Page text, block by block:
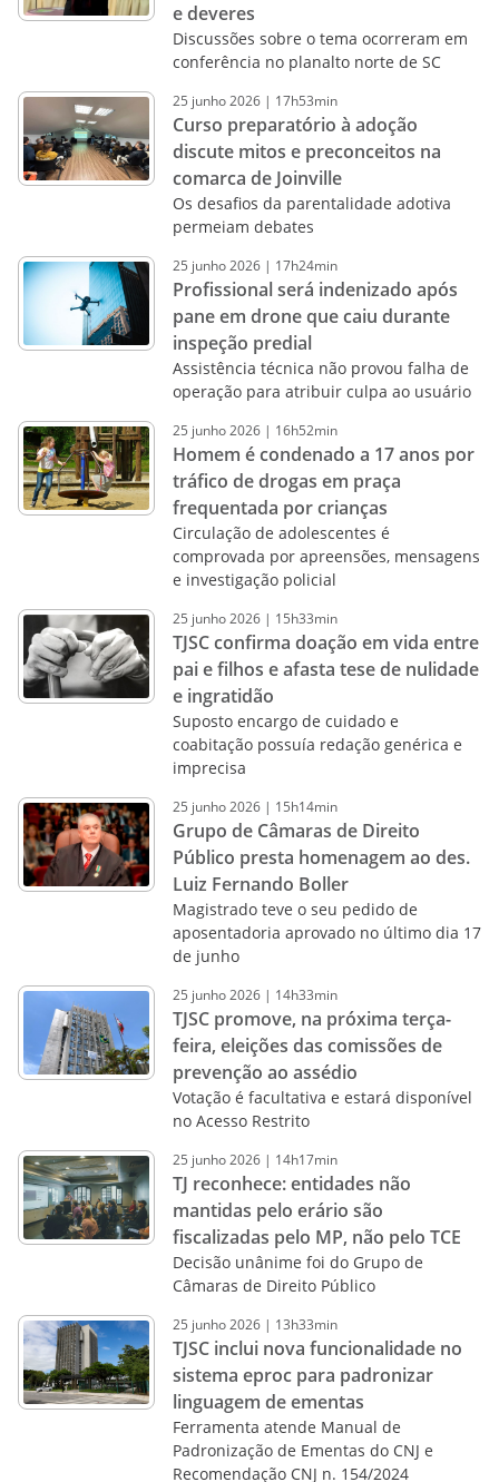
e deveres
Discussões sobre o tema ocorreram em
conferência no planalto norte de SC
25 junho2026 | 17h53min
Curso preparatório à adoção
discute mitos e preconceitos na
comarca de Joinville
Os desafios da parentalidade adotiva
permeiam debates
25 junho2026 | 17h24min
Profissional será indenizado após
pane em drone que caiu durante
inspeção predial
Assistência técnica não provou falha de
operação para atribuir culpa ao usuário
25 junho2026 | 16h52min
Homem é condenado a 17 anos por
tráfico de drogas em praça
frequentada por crianças
Circulação de adolescentes é
comprovada por apreensões, mensagens
e investigação policial
25 junho2026 | 15h33min
TJSC confirma doação em vida entre
pai e filhos e afasta tese de nulidade
e ingratidão
Suposto encargo de cuidado e
coabitação possuía redação genérica e
imprecisa
25 junho2026 | 15h14min
Grupo de Câmaras de Direito
Público presta homenagem ao des.
Luiz Fernando Boller
Magistrado teve o seu pedido de
aposentadoria aprovado no último dia 17
de junho
25 junho2026 | 14h33min
TJSC promove, na próxima terça-
feira, eleições das comissões de
prevenção ao assédio
Votação é facultativa e estará disponível
no Acesso Restrito
25 junho2026 | 14h17min
TJ reconhece: entidades não
mantidas pelo erário são
fiscalizadas pelo MP, não pelo TCE
Decisão unânime foi do Grupo de
Câmaras de Direito Público
25 junho2026 | 13h33min
TJSC inclui nova funcionalidade no
sistema eproc para padronizar
linguagem de ementas
Ferramenta atende Manual de
Padronização de Ementas do CNJ e
Recomendação CNJ n. 154/2024